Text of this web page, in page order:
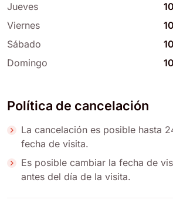
Jueves
Viernes
Sábado
Domingo
Política de cancelación
La cancelación es posible hasta
fecha de visita.
Es posible cambiar la fecha de
antes del día de la visita.